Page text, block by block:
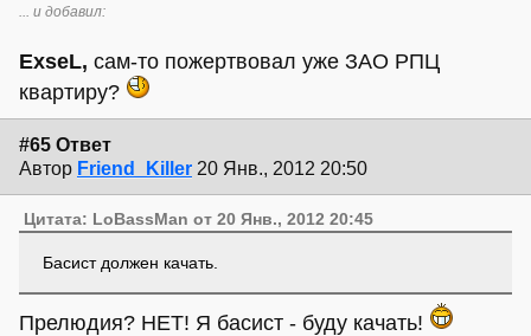
... и добавил:
ExseL, сам-то пожертвовал уже ЗАО РПЦ
квартиру?
#65 Ответ
Автор Friend_Killer 20 Янв., 2012 20:50
Цитата: LoBassMan от 20 Янв., 2012 20:45
Басист должен качать.
Прелюдия? НЕТ! Я басист - буду качать!